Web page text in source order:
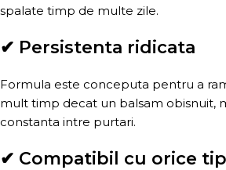
spalate timp de multe zile.
✔ Persistenta ridicata
Formula este conceputa pentru a
mult timp decat un balsam obisnuit,
constanta intre purtari.
✔ Compatibil cu orice